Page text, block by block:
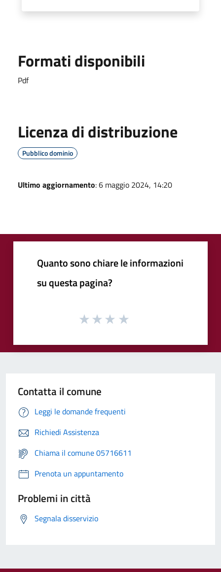
Formati disponibili
Pdf
Licenza di distribuzione
Pubblico dominio
Ultimo aggiornamento: 6 maggio 2024, 14:20
Quanto sono chiare le informazioni
su questa pagina?
Contatta il comune
Leggi le domande frequenti
Richiedi Assistenza
Chiama il comune 05716611
Prenota un appuntamento
Problemi in città
Segnala disservizio